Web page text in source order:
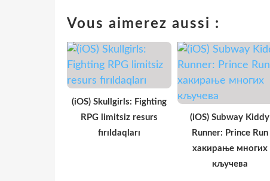
Vous aimerez aussi :
(iOS) Skullgirls: Fighting
RPG limitsiz resurs
fırıldaqları
(iOS) Subway Kiddy
Runner: Prince Run
хакирање многих
кључева